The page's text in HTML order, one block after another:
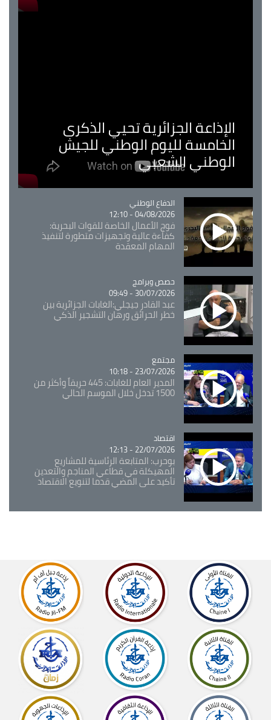
الإذاعة الجزائرية تحيي الذكرى
الخامسة لليوم الوطني للجيش
الوطني الشعبي
Catégorie
الدفاع الوطني
04/08/2026 - 12:10
فوج الأعمال الخاصة للقوات البحرية:
كفاءة عالية وتجهيزات متطورة لتنفيذ
المهام المعقدة
Catégorie
حصص وبرامج
30/07/2026 - 09:49
عبد القادر جيجلي:الغابات الجزائرية بين
خطر الحرائق ورهان التشجير الذكي
Catégorie
مجتمع
23/07/2026 - 10:18
المدير العام للغابات: 445 حريقاً وأكثر من
1500 تدخل خلال الموسم الحالي
Catégorie
اقتصاد
22/07/2026 - 12:13
بوحرب: المتابعة الرئاسية للمشاريع
المهيكلة في قطاعي المناجم والتعدين
تأكيد على المضي قدما لتنويع الاقتصاد